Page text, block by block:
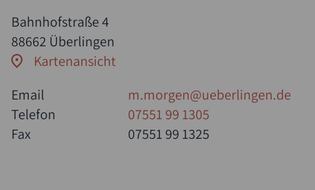
Bahnhofstraße 4
88662 Überlingen
Kartenansicht
Email
m.morgen@ueberlingen.de
Telefon
07551 99 1305
Fax
07551 99 1325